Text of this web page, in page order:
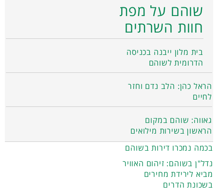
שוהם על מפת
חוות השרתים
בית מלון ייבנה בכניסה
הדרומית לשוהם
הראל כהן: הלב נדם וחזר
לחיים
גאווה: שוהם במקום
הראשון בשירות מילואים
בכמה נמכרו דירות בשוהם
נדל"ן בשוהם: זיהום האוויר
מביא לירידת מחירים
בשכונת הדרים